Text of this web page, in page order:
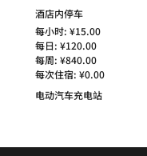
酒店内停车
每小时: ¥15.00
每日: ¥120.00
每周: ¥840.00
每次住宿: ¥0.00
电动汽车充电站